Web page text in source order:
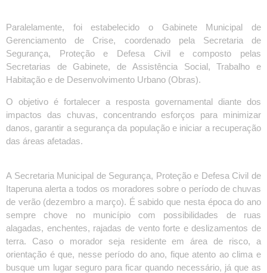
Paralelamente, foi estabelecido o Gabinete Municipal de
Gerenciamento de Crise, coordenado pela Secretaria de
Segurança, Proteção e Defesa Civil e composto pelas
Secretarias de Gabinete, de Assistência Social, Trabalho e
Habitação e de Desenvolvimento Urbano (Obras).
O objetivo é fortalecer a resposta governamental diante dos
impactos das chuvas, concentrando esforços para minimizar
danos, garantir a segurança da população e iniciar a recuperação
das áreas afetadas.
A Secretaria Municipal de Segurança, Proteção e Defesa Civil de
Itaperuna alerta a todos os moradores sobre o período de chuvas
de verão (dezembro a março). É sabido que nesta época do ano
sempre chove no município com possibilidades de ruas
alagadas, enchentes, rajadas de vento forte e deslizamentos de
terra. Caso o morador seja residente em área de risco, a
orientação é que, nesse período do ano, fique atento ao clima e
busque um lugar seguro para ficar quando necessário, já que as